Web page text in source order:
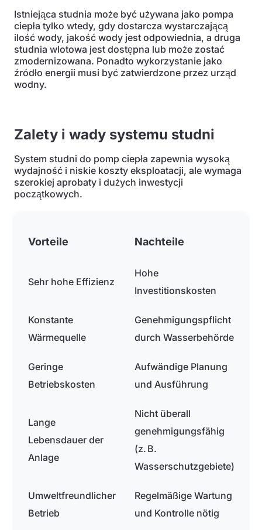
Istniejąca studnia może być używana jako pompa
ciepła tylko wtedy, gdy dostarcza wystarczającą
ilość wody, jakość wody jest odpowiednia, a druga
studnia wlotowa jest dostępna lub może zostać
zmodernizowana. Ponadto wykorzystanie jako
źródło energii musi być zatwierdzone przez urząd
wodny.
Zalety i wady systemu studni
System studni do pomp ciepła zapewnia wysoką
wydajność i niskie koszty eksploatacji, ale wymaga
szerokiej aprobaty i dużych inwestycji
początkowych.
Vorteile Nachteile
Sehr hohe Effizienz
Hohe
Investitionskosten
Konstante
Wärmequelle
Genehmigungspflicht
durch Wasserbehörde
Geringe
Betriebskosten
Aufwändige Planung
und Ausführung
Lange
Lebensdauer der
Anlage
Nicht überall
genehmigungsfähig
(z. B.
Wasserschutzgebiete)
Umweltfreundlicher
Betrieb
Regelmäßige Wartung
und Kontrolle nötig